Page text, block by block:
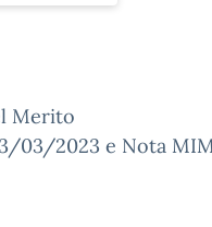
Merito
03/2023 e Nota